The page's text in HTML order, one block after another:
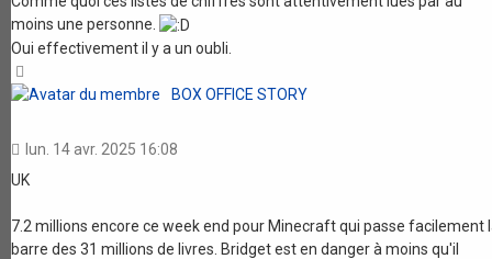
moins une personne.
Oui effectivement il y a un oubli.
BOX OFFICE STORY
lun. 14 avr. 2025 16:08
UK
7.2 millions encore ce week end pour Minecraft qui passe facilement
barre des 31 millions de livres. Bridget est en danger à moins qu'il